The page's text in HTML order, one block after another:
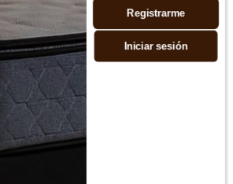
Registrarme
Iniciar sesión